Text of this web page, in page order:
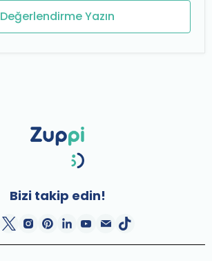
Değerlendirme Yazın
Bizi takip edin!